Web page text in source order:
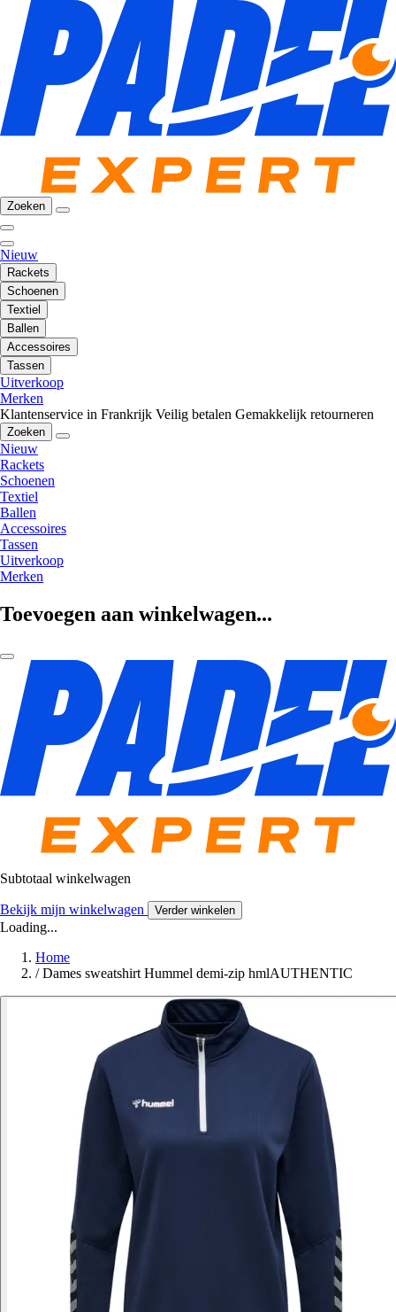
Zoeken
Nieuw
Rackets
Schoenen
Textiel
Ballen
Accessoires
Tassen
Uitverkoop
Merken
Klantenservice in Frankrijk Veilig betalen Gemakkelijk retourneren
Zoeken
Nieuw
Rackets
Schoenen
Textiel
Ballen
Accessoires
Tassen
Uitverkoop
Merken
Toevoegen aan winkelwagen...
Subtotaal winkelwagen
Bekijk mijn winkelwagen Verder winkelen
Loading...
Home
/ Dames sweatshirt Hummel demi-zip hmlAUTHENTIC